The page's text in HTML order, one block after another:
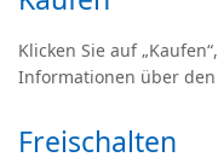
Klicken Sie auf
Informationen über den
Freischalten